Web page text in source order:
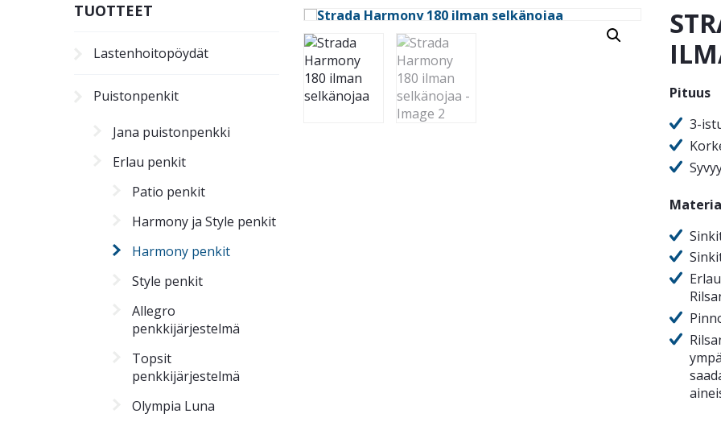
TUOTTEET
Lastenhoito­pöydät
Puistonpenkit
Jana puistonpenkki
Erlau penkit
Patio penkit
Harmony ja Style penkit
Harmony penkit
Style penkit
Allegro
penkkijärjestelmä
Topsit
penkkijärjestelmä
Olympia Luna
Pituus
3-